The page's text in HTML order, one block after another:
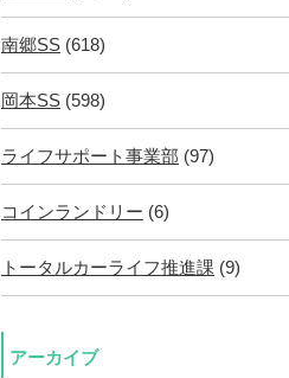
南郷SS (618)
岡本SS (598)
ライフサポート事業部 (97)
コインランドリー (6)
トータルカーライフ推進課 (9)
アーカイブ